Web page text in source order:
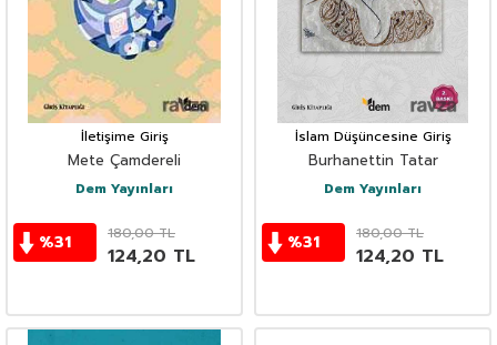
İletişime Giriş
Mete Çamdereli
Dem Yayınları
%31 180,00TL
124,20 TL
İslam Düşüncesine Giriş
Burhanettin Tatar
Dem Yayınları
%31 180,00TL
124,20 TL